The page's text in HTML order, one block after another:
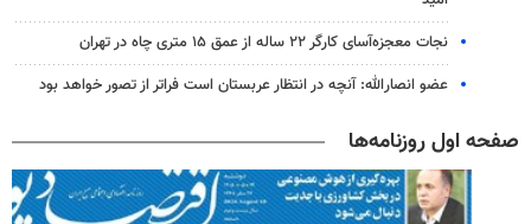
نجات معجزه‌آسای کارگر ۲۲ ساله از عمق ۱۵ متری چاه در تهران
عضو انصارالله: آنچه در انتظار عربستان است فراتر از تصور خواهد بود
صفحه اول روزنامه‌ها